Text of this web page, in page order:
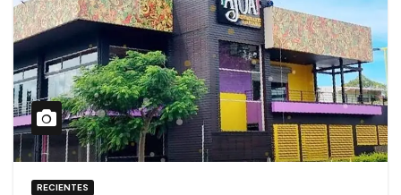
RECIENTES